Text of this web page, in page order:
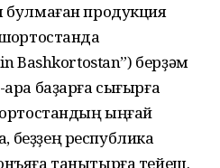
продукция
Bashkortostan”) берҙәм
баҙарға сығырға
ыңғай
республика
танытырға тейеш.